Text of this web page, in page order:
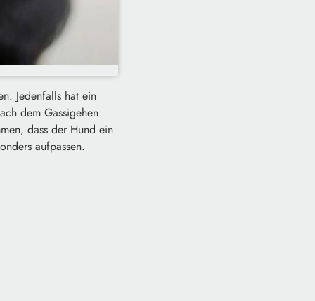
Jedenfalls hat ein
dem Gassigehen
dass der Hund ein
aufpassen.